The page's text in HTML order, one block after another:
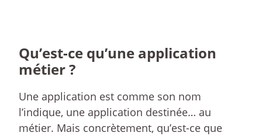
Qu’est-ce qu’une application
métier ?
Une application est comme son nom
l’indique, une application destinée… au
métier. Mais concrètement, qu’est-ce que